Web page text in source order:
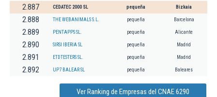
2.887 CEDATEC 2000 SL pequeña Bizkaia
2.888 THE WEBANIMALS S.L. pequeña Barcelona
2.889 PENTAPPS SL. pequeña Alicante
2.890 SIRSI IBERIA SL pequeña Madrid
2.891 ETDTESTERS SL. pequeña Madrid
2.892 UP7 BALEAR SL pequeña Baleares
Ver Ranking de Empresas del CNAE 6290